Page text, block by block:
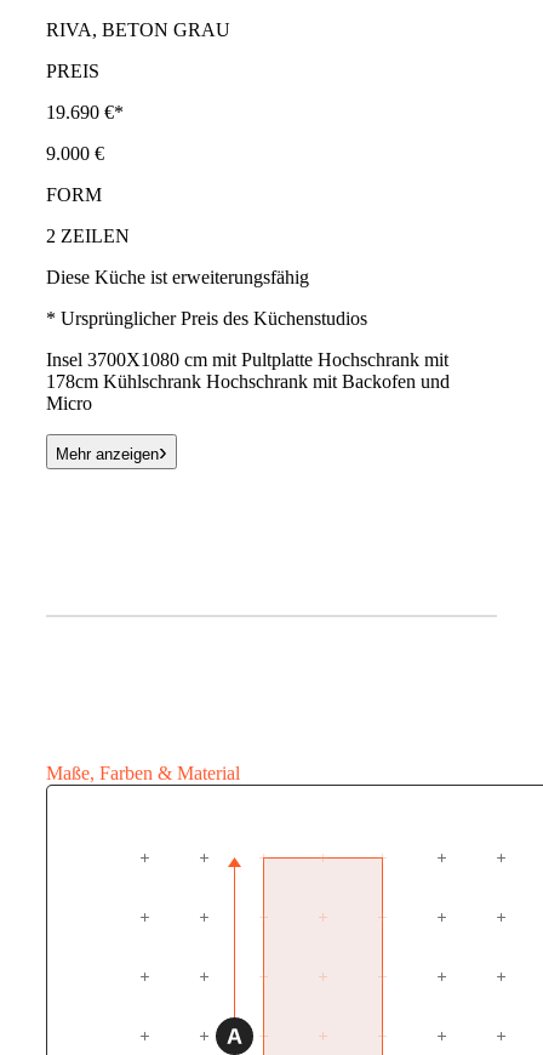
RIVA, BETON GRAU
PREIS
19.690 €*
9.000 €
FORM
2 ZEILEN
Diese Küche ist erweiterungsfähig
* Ursprünglicher Preis des Küchenstudios
Insel 3700X1080 cm mit Pultplatte Hochschrank mit
178cm Kühlschrank Hochschrank mit Backofen und
Micro
Mehr anzeigen›
Maße, Farben & Material